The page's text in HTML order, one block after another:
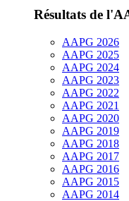
Résultats de
AAPG 2026
AAPG 2025
AAPG 2024
AAPG 2023
AAPG 2022
AAPG 2021
AAPG 2020
AAPG 2019
AAPG 2018
AAPG 2017
AAPG 2016
AAPG 2015
AAPG 2014